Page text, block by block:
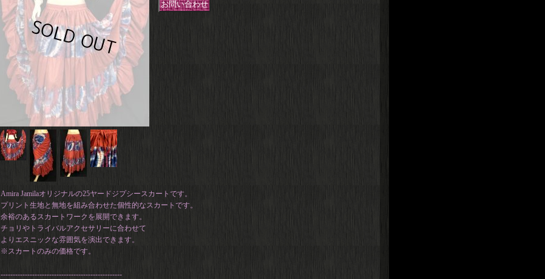
Amira Jamilaオリジナルの25ヤードジプシースカートです。
プリント生地と無地を組み合わせた個性的なスカートです。
余裕のあるスカートワークを展開できます。
チョリやトライバルアクセサリーに合わせて
よりエスニックな雰囲気を演出できます。
※スカートのみの価格です。
--------------------------------------------------